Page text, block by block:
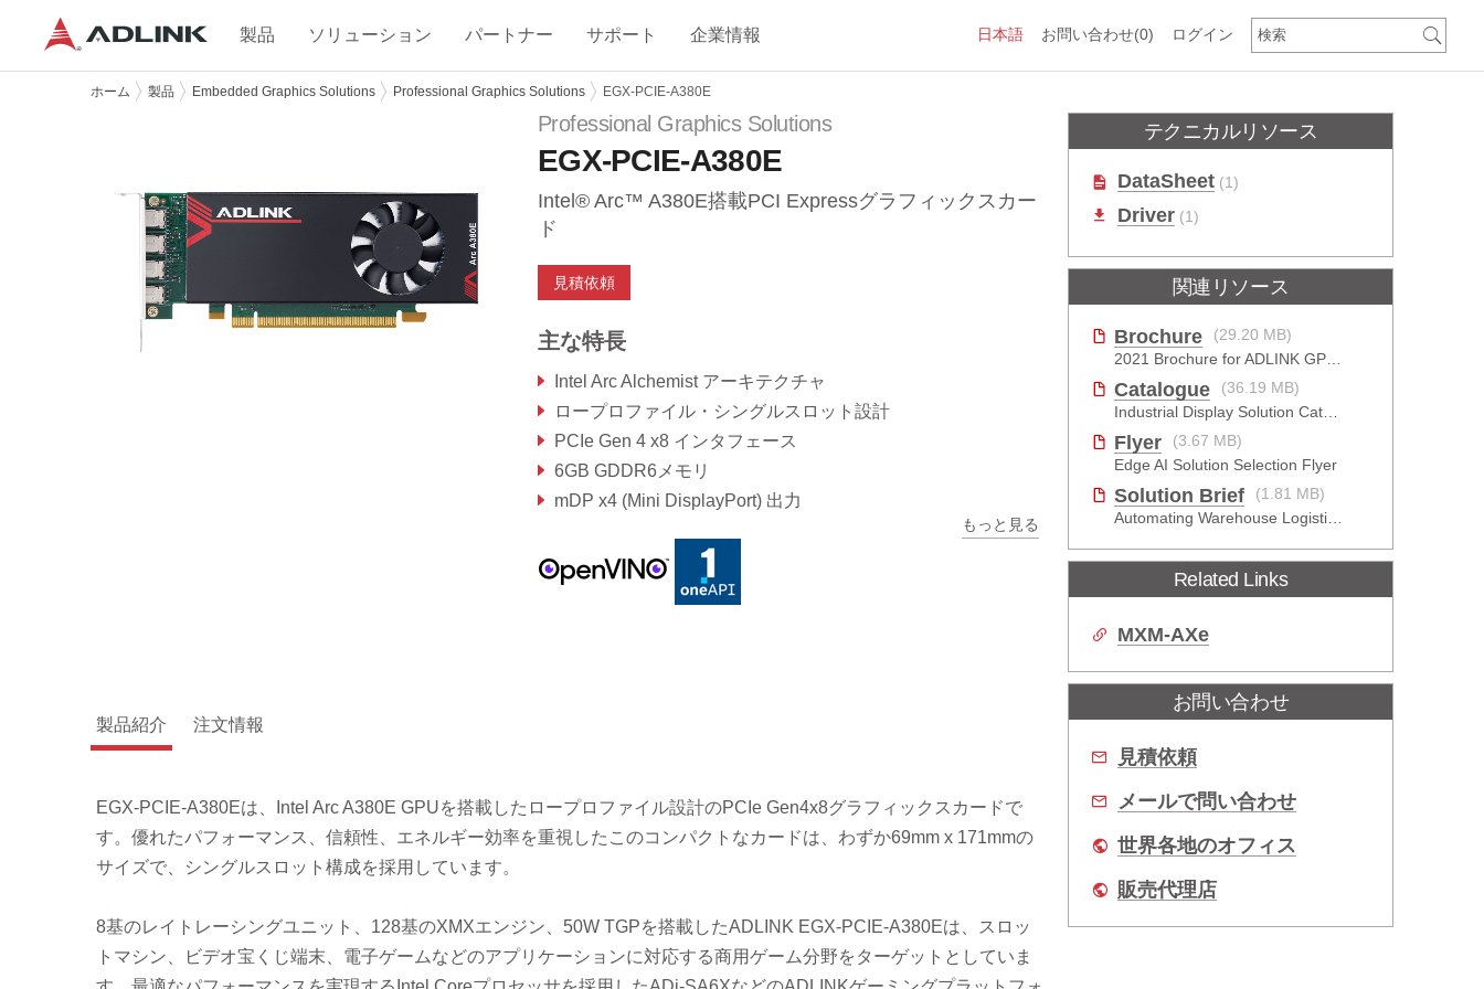
お問い合わせ(0)
日本語 ログイン
製品 ソリューション パートナー サポート 企業情報
ホーム 製品 Embedded Graphics Solutions Professional Graphics Solutions EGX-PCIE-A380E
Professional Graphics Solutions
EGX-PCIE-A380E
Intel® Arc™ A380E搭載PCI Expressグラフィックスカー
ド
見積依頼
主な特長
Intel Arc Alchemist アーキテクチャ
ロープロファイル・シングルスロット設計
PCIe Gen 4 x8 インタフェース
6GB GDDR6メモリ
mDP x4 (Mini DisplayPort) 出力
もっと見る
製品紹介 注文情報
EGX-PCIE-A380Eは、Intel Arc A380E GPUを搭載したロープロファイル設計のPCIe Gen4x8グラフィックスカードで
す。優れたパフォーマンス、信頼性、エネルギー効率を重視したこのコンパクトなカードは、わずか69mm x 171mmの
サイズで、シングルスロット構成を採用しています。
8基のレイトレーシングユニット、128基のXMXエンジン、50W TGPを搭載したADLINK EGX-PCIE-A380Eは、スロッ
トマシン、ビデオ宝くじ端末、電子ゲームなどのアプリケーションに対応する商用ゲーム分野をターゲットとしていま
テクニカルリソース
DataSheet (1)
Driver (1)
関連リソース
Brochure
(29.20 MB)
Catalogue
(36.19 MB)
Flyer
(3.67 MB)
Edge AI Solution Selection Flyer
Solution Brief
(1.81 MB)
Related Links
MXM-AXe
お問い合わせ
見積依頼
メールで問い合わせ
世界各地のオフィス
販売代理店